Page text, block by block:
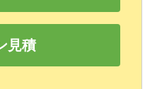
見積